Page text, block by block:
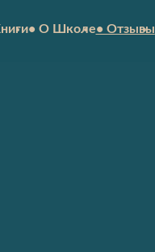
• О Школе• Отзывы